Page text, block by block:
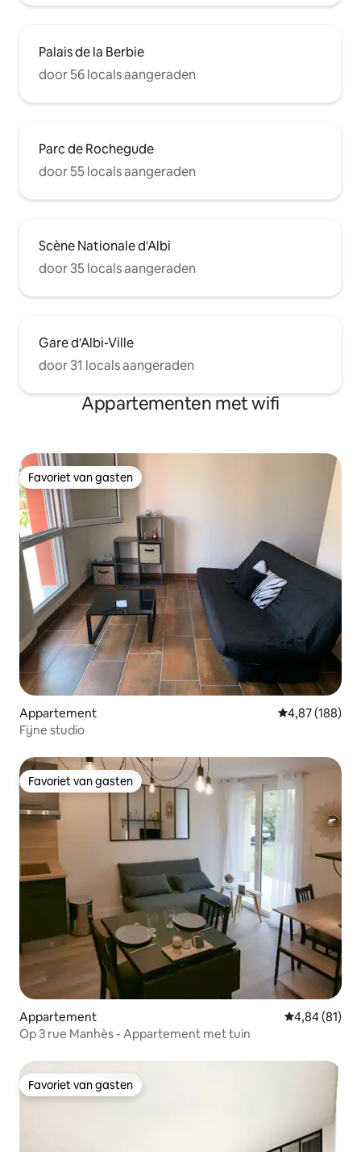
Palais de la Berbie
door 56 locals aangeraden
Parc de Rochegude
door 55 locals aangeraden
Scène Nationale d'Albi
door 35 locals aangeraden
Gare d'Albi-Ville
door 31 locals aangeraden
Appartementen met wifi
Favoriet van gasten
Favoriet van gasten
Appartement Gemiddelde
4,87 (188)
Fijne studio
Favoriet van gasten
Favoriet van gasten
Appartement Gemiddelde
4,84 (81)
Op 3 rue Manhès - Appartement met tuin
Favoriet van gasten
Favoriet van gasten